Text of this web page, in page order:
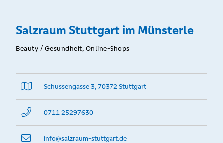
Salzraum Stuttgart im Münsterle
Beauty / Gesundheit, Online-Shops
Schussengasse 3, 70372 Stuttgart
0711 25297630
info@­salzraum-stuttgart.de